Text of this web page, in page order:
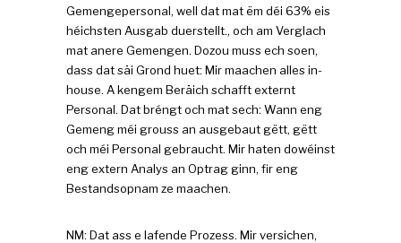
Gemengepersonal, well dat mat ëm déi 63% eis
héichsten Ausgab duerstellt., och am Verglach
mat anere Gemengen. Dozou muss ech soen,
dass dat säi Grond huet: Mir maachen alles in-
house. A kengem Beräich schafft externt
Personal. Dat bréngt och mat sech: Wann eng
Gemeng méi grouss an ausgebaut gëtt, gëtt
och méi Personal gebraucht. Mir haten dowéinst
eng extern Analys an Optrag ginn, fir eng
Bestandsopnam ze maachen.
NM: Dat ass e lafende Prozess. Mir versichen,